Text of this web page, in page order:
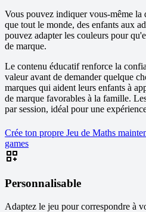
Vous pouvez indiquer vous-même
que tout le monde, des enfants aux
pouvez adapter les couleurs pour
de marque.
Le contenu éducatif renforce la
valeur avant de demander quelque
marques qui aident leurs enfants à
de marque favorables à la famille.
par session, idéal pour une
Crée ton propre Jeu de Maths
games
Personnalisable
Adaptez le jeu pour correspondre à